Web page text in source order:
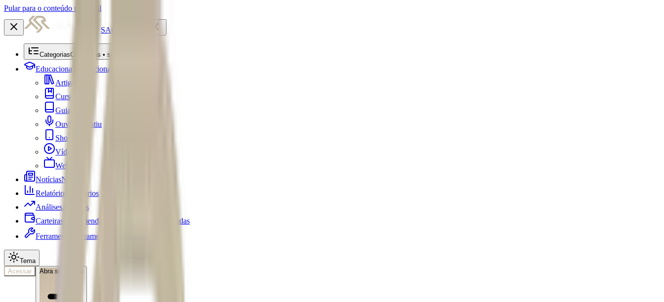
Pular para o conteúdo principal
SACRE
CategoriasCategorias • submenu
Educacional
Educacional
Artigos
Cursos
Guias
Ouviu Investiu
Shorts
Vídeos
Webséries
NotíciasNotícias
Relatórios
Relatórios
Análises Análises
Carteiras Recomendadas
Carteiras Recomendadas
Ferramentas
Ferramentas • submenu
Tema
Acessar
Abra sua conta